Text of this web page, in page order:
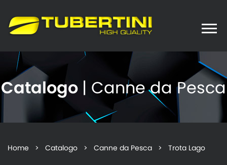
Toggle
Catalogo | Canne da Pesca
Home > Catalogo > Canne da Pesca > Trota Lago